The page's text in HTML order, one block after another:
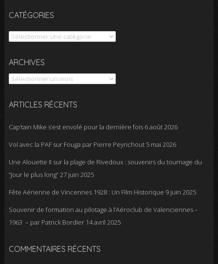
CATÉGORIES
Catégories
ARCHIVES
Archives
ARTICLES RÉCENTS
Cap’tain Mike s’est envolé pour la dernière fois 6 août 2026
Vol avec la PAF sur Fouga par Pierre Peyrichout 5 mai 2026
Une Alouette II sur la plage de Rivedoux : souvenirs du tournage du
“Jour le plus long”27 juin 2025
Fête Aérienne de Vincennes 1928 : Un Film Historique 9 juin 2025
Souvenir de formation au pilotage à l’Aéroclub de Valenciennes –
1963 – par Patrick Bordier 14 avril 2025
COMMENTAIRES RÉCENTS